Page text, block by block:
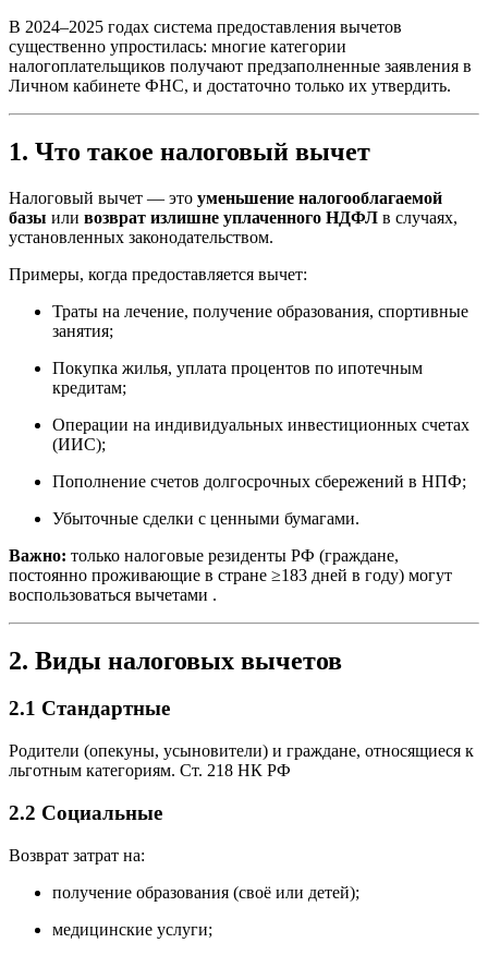
В 2024–2025 годах система предоставления вычетов
существенно упростилась: многие категории
налогоплательщиков получают предзаполненные заявления в
Личном кабинете ФНС, и достаточно только их утвердить.
1. Что такое налоговый вычет
Налоговый вычет — это уменьшение налогооблагаемой
базы или возврат излишне уплаченного НДФЛ в случаях,
установленных законодательством.
Примеры, когда предоставляется вычет:
Траты на лечение, получение образования, спортивные
занятия;
Покупка жилья, уплата процентов по ипотечным
кредитам;
Операции на индивидуальных инвестиционных счетах
(ИИС);
Пополнение счетов долгосрочных сбережений в НПФ;
Убыточные сделки с ценными бумагами.
Важно: только налоговые резиденты РФ (граждане,
постоянно проживающие в стране ≥183 дней в году) могут
воспользоваться вычетами .
2. Виды налоговых вычетов
2.1 Стандартные
Родители (опекуны, усыновители) и граждане, относящиеся к
льготным категориям. Ст. 218 НК РФ
2.2 Социальные
Возврат затрат на:
получение образования (своё или детей);
медицинские услуги;